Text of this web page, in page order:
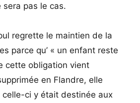
sera pas le cas.
regrette le maintien de la
parce qu’ « un enfant reste
cette obligation vient
en Flandre, elle
celle-ci y était destinée aux